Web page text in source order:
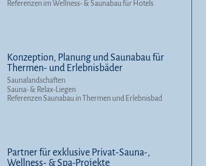
Referenzen im Wellness- & Saunabau für Hotels
Konzeption, Planung und Saunabau für
Thermen- und Erlebnisbäder
Saunalandschaften
Sauna- & Relax-Liegen
Referenzen Saunabau in Thermen und Erlebnisbad
Partner für exklusive Privat-Sauna-,
Wellness- & Spa-Projekte